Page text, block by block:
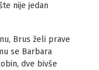
nije jedan
Brus želi prave
se Barbara
dve bivše